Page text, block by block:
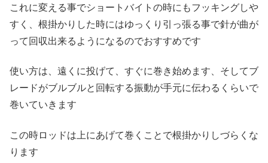
これに変える事でショートバイトの時にもフッキングしや
すく、根掛かりした時にはゆっくり引っ張る事で針が曲が
って回収出来るようになるのでおすすめです
使い方は、遠くに投げて、すぐに巻き始めます、そしてブ
レードがブルブルと回転する振動が手元に伝わるくらいで
巻いていきます
この時ロッドは上にあげて巻くことで根掛かりしづらくな
ります